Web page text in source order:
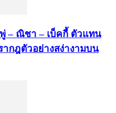
– ณิชา – เบ็คกี้ ตัวแทน
ากฎตัวอย่างสง่างามบน